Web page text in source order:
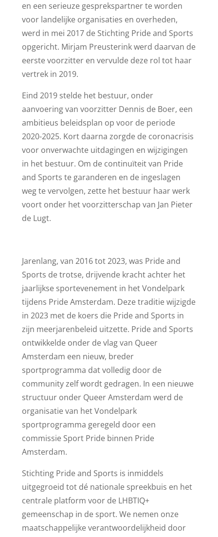
en een serieuze gesprekspartner te worden
voor landelijke organisaties en overheden,
werd in mei 2017 de Stichting Pride and Sports
opgericht. Mirjam Preusterink werd daarvan de
eerste voorzitter en vervulde deze rol tot haar
vertrek in 2019.
Eind 2019 stelde het bestuur, onder
aanvoering van voorzitter Dennis de Boer, een
ambitieus beleidsplan op voor de periode
2020-2025. Kort daarna zorgde de coronacrisis
voor onverwachte uitdagingen en wijzigingen
in het bestuur. Om de continuïteit van Pride
and Sports te garanderen en de ingeslagen
weg te vervolgen, zette het bestuur haar werk
voort onder het voorzitterschap van Jan Pieter
de Lugt.
Jarenlang, van 2016 tot 2023, was Pride and
Sports de trotse, drijvende kracht achter het
jaarlijkse sportevenement in het Vondelpark
tijdens Pride Amsterdam. Deze traditie wijzigde
in 2023 met de koers die Pride and Sports in
zijn meerjarenbeleid uitzette. Pride and Sports
ontwikkelde onder de vlag van Queer
Amsterdam een nieuw, breder
sportprogramma dat volledig door de
community zelf wordt gedragen. In een nieuwe
structuur onder Queer Amsterdam werd de
organisatie van het Vondelpark
sportprogramma geregeld door een
commissie Sport Pride binnen Pride
Amsterdam.
Stichting Pride and Sports is inmiddels
uitgegroeid tot dé nationale spreekbuis en het
centrale platform voor de LHBTIQ+
gemeenschap in de sport. We nemen onze
maatschappelijke verantwoordelijkheid door